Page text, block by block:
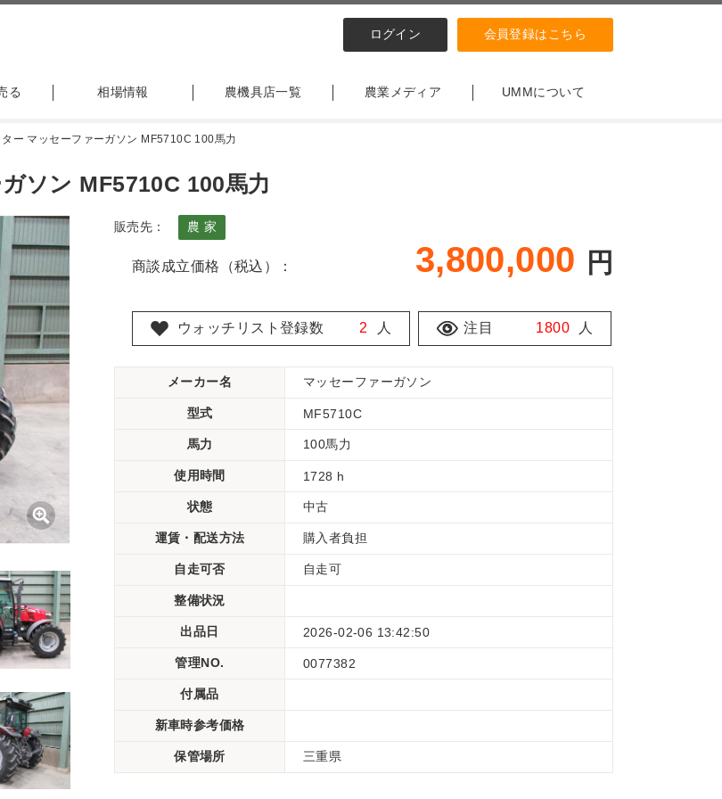
ログイン 会員登録はこちら
る 相場情報 農機具店一覧 農業メディア UMMについて
ター マッセーファーガソン MF5710C 100馬力
ソン MF5710C 100馬力
販売先： 農 家
商談成立価格（税込）： 3,800,000 円
ウォッチリスト登録数 2 人 注目 1800 人
メーカー名 マッセーファーガソン
型式 MF5710C
馬力 100馬力
使用時間 1728 h
状態 中古
運賃・配送方法 購入者負担
自走可否 自走可
整備状況
出品日 2026-02-06 13:42:50
管理NO. 0077382
付属品
新車時参考価格
保管場所 三重県